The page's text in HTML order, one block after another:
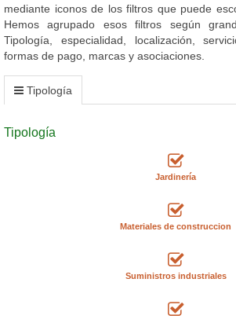
mediante iconos de los filtros que puede
Hemos agrupado esos filtros según
Tipología, especialidad, localización,
formas de pago, marcas y asociaciones.
Tipología
Tipología
Jardinería
Materiales de construccion
Suministros industriales